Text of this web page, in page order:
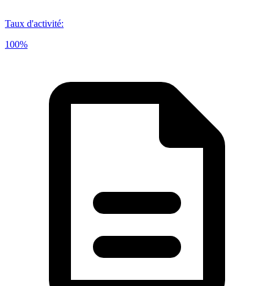
Taux d'activité:
100%